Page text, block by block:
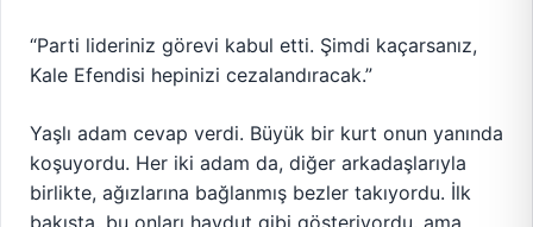
“Parti lideriniz görevi kabul etti. Şimdi kaçarsanız,
Kale Efendisi hepinizi cezalandıracak.”
Yaşlı adam cevap verdi. Büyük bir kurt onun yanında
koşuyordu. Her iki adam da, diğer arkadaşlarıyla
birlikte, ağızlarına bağlanmış bezler takıyordu. İlk
bakışta, bu onları haydut gibi gösteriyordu, ama